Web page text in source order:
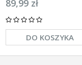
89,99 zł
DO KOSZYKA